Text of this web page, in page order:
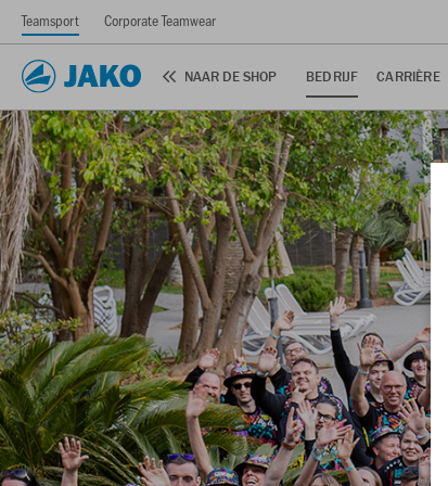
Teamsport Corporate Teamwear
NAAR DE SHOP BEDRIJF CARRIÈRE